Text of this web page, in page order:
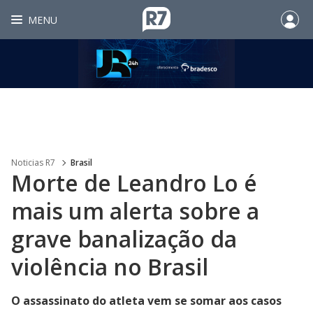
MENU
Noticias R7 Brasil
Morte de Leandro Lo é
mais um alerta sobre a
grave banalização da
violência no Brasil
O assassinato do atleta vem se somar aos casos